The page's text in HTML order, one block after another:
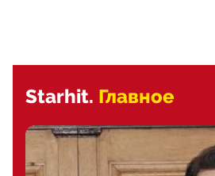
Starhit. Главное